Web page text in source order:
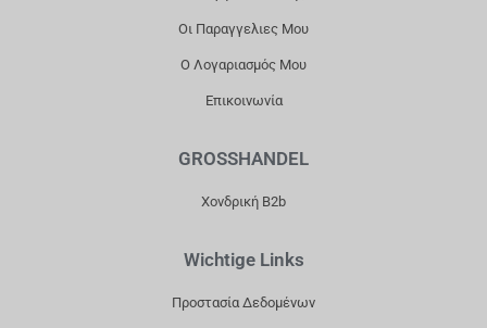
Οι Παραγγελιες Μου
Ο Λογαριασμός Μου
Επικοινωνία
GROSSHANDEL
Χονδρική B2b
Wichtige Links
Προστασία Δεδομένων